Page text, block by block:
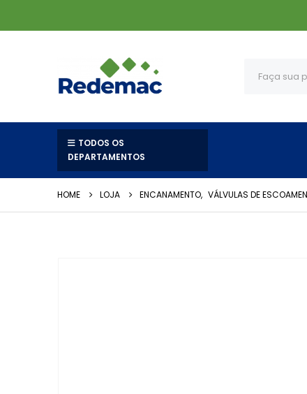
TODOS OS
DEPARTAMENTOS
HOME LOJA ENCANAMENTO, VÁLVULAS DE